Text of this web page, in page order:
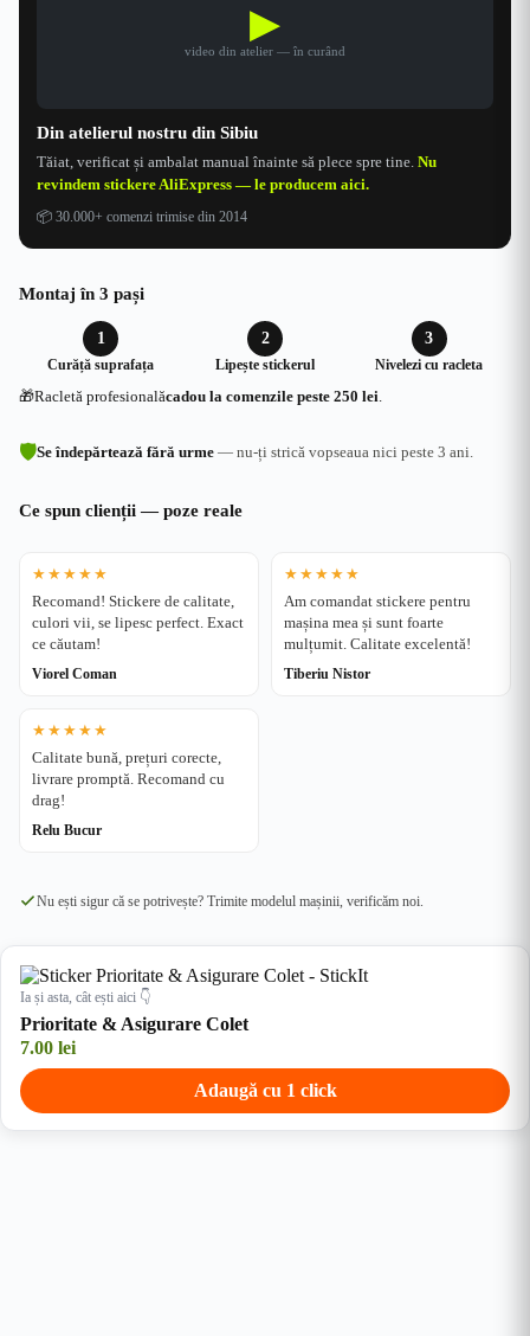
▶
video din atelier — în curând
Din atelierul nostru din Sibiu
Tăiat, verificat și ambalat manual înainte să plece spre tine. Nu
revindem stickere AliExpress — le producem aici.
📦 30.000+ comenzi trimise din 2014
Montaj în 3 pași
1
Curăță suprafața
2
Lipește stickerul
3
Nivelezi cu racleta
🎁Racletă profesionalăcadou la comenzile peste 250 lei.
🛡Se îndepărtează fără urme — nu-ți strică vopseaua nici peste 3 ani.
Ce spun clienții — poze reale
★★★★★
Recomand! Stickere de calitate,
culori vii, se lipesc perfect. Exact
ce căutam!
Viorel Coman
★★★★★
Am comandat stickere pentru
mașina mea și sunt foarte
mulțumit. Calitate excelentă!
Tiberiu Nistor
★★★★★
Calitate bună, prețuri corecte,
livrare promptă. Recomand cu
drag!
Relu Bucur
Nu ești sigur că se potrivește? Trimite modelul mașinii, verificăm noi.
Ia și asta, cât ești aici 👇
Prioritate & Asigurare Colet
7.00 lei
Adaugă cu 1 click